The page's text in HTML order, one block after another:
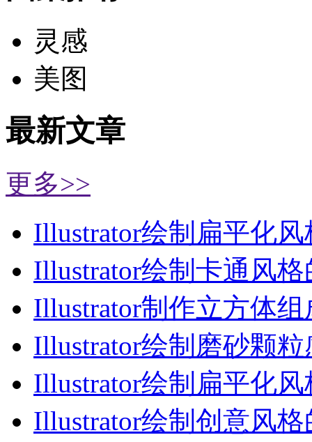
灵感
美图
最新文章
更多>>
Illustrator绘制扁平化风
Illustrator绘制卡通风格
Illustrator制作立方体组
Illustrator绘制磨砂颗粒
Illustrator绘制扁平化风
Illustrator绘制创意风格